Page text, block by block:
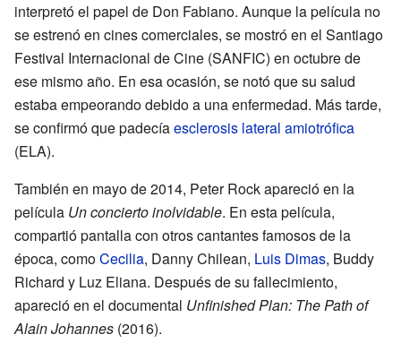
interpretó el papel de Don Fabiano. Aunque la película no
se estrenó en cines comerciales, se mostró en el Santiago
Festival Internacional de Cine (SANFIC) en octubre de
ese mismo año. En esa ocasión, se notó que su salud
estaba empeorando debido a una enfermedad. Más tarde,
se confirmó que padecíaesclerosis lateral amiotrófica
(ELA).
También en mayo de 2014, Peter Rock apareció en la
película Un concierto inolvidable. En esta película,
compartió pantalla con otros cantantes famosos de la
época, comoCecilia, Danny Chilean, Luis Dimas, Buddy
Richard y Luz Eliana. Después de su fallecimiento,
apareció en el documental Unfinished Plan: The Path of
Alain Johannes (2016).